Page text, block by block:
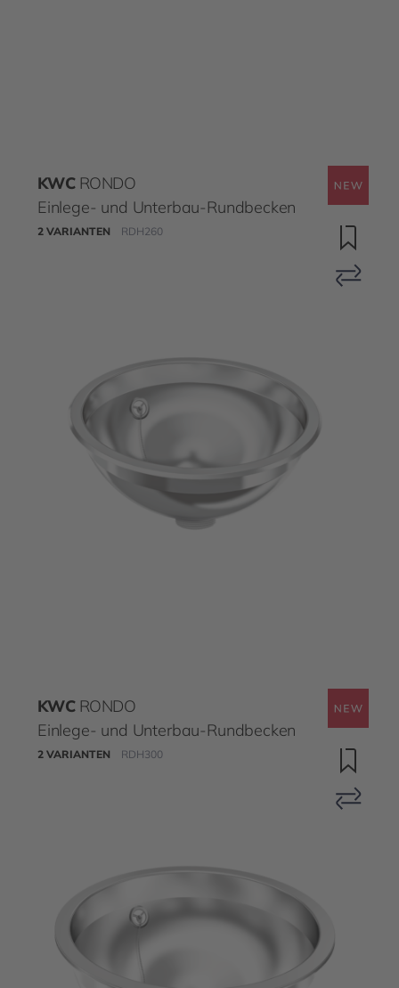
KWC RONDO
Einlege- und Unterbau-Rundbecken
2 VARIANTEN RDH260
KWC RONDO
Einlege- und Unterbau-Rundbecken
2 VARIANTEN RDH300